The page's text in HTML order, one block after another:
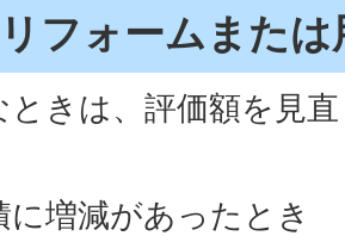
フォームまた
ときは、評価額を見
に増減があったとき